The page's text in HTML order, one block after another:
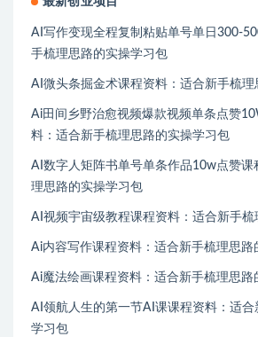
AI写作变现全程复制粘贴单号单日300-
手梳理思路的实操学习包
AI微头条掘金术课程资料：适合新手梳
Ai田间乡野治愈视频爆款视频单条点赞
料：适合新手梳理思路的实操学习包
AI数字人矩阵书单号单条作品10w点赞课
理思路的实操学习包
AI视频宇宙级教程课程资料：适合新手
Ai内容写作课程资料：适合新手梳理思路
Ai魔法绘画课程资料：适合新手梳理思路
AI领航人生的第一节AI课课程资料：适
学习包